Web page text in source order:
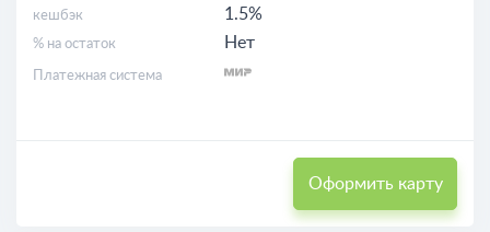
кешбэк 1.5%
% на остаток Нет
Платежная система
Оформить карту